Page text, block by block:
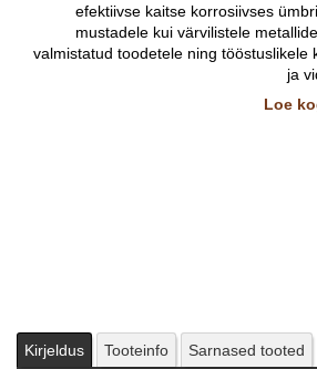
efektiivse kaitse korrosiivses
mustadele kui värvilistele
valmistatud toodetele ning tööstuslikele
ja
Loe
Kirjeldus Tooteinfo Sarnased tooted